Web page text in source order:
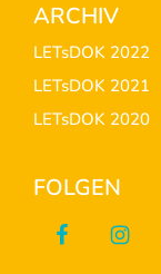
ARCHIV
LETsDOK 2022
LETsDOK 2021
LETsDOK 2020
FOLGEN